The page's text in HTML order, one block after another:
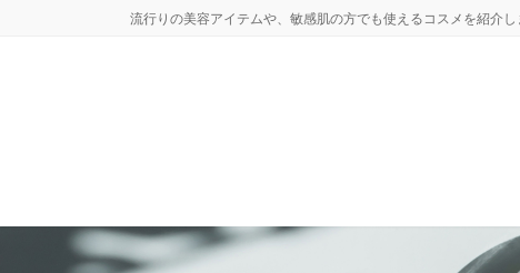
流行りの美容アイテムや、敏感肌の方でも使えるコスメを紹介し